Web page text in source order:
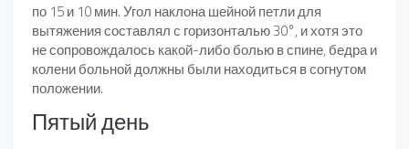
по 15 и 10 мин. Угол наклона шейной петли для
вытяжения составлял с горизонталью 30°, и хотя это
не сопровождалось какой-либо болью в спине, бедра и
колени больной должны были находиться в согнутом
положении.
Пятый день